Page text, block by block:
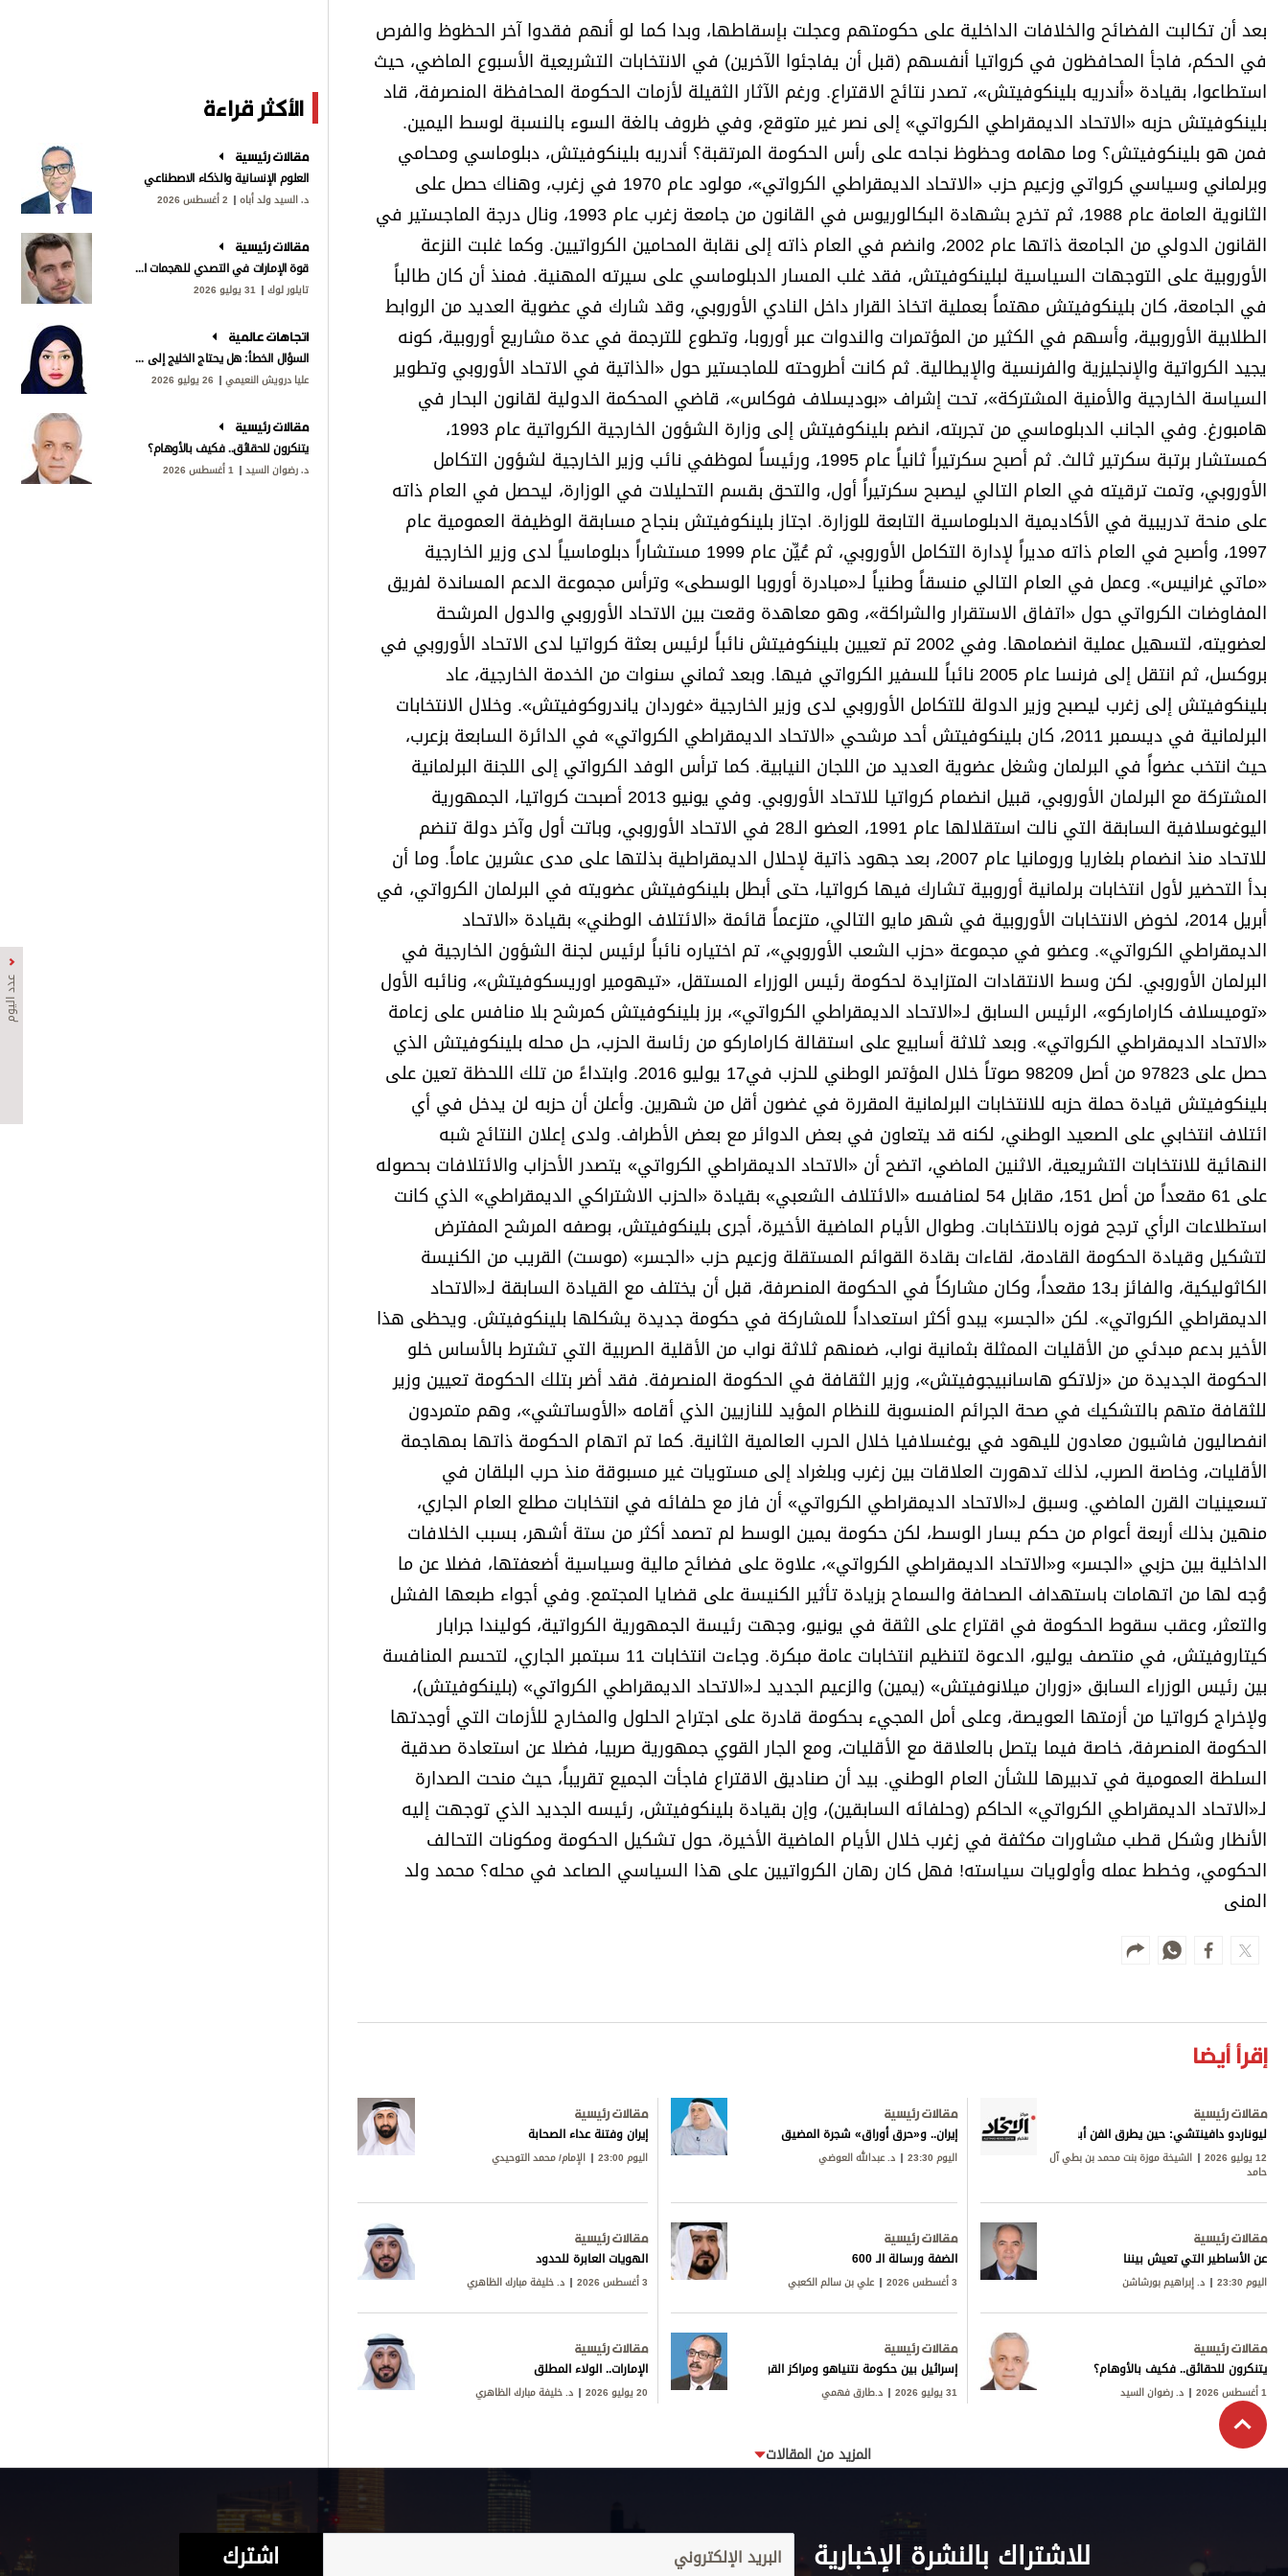
عدد اليوم
مواقيت الصلاة
الأحوال الجوية
عدد اليوم
بعد أن تكالبت الفضائح والخلافات الداخلية على حكومتهم وعجلت بإسقاطها، وبدا كما لو أنهم فقدوا آخر الحظوظ والفرص
في الحكم، فاجأ المحافظون في كرواتيا أنفسهم (قبل أن يفاجئوا الآخرين) في الانتخابات التشريعية الأسبوع الماضي، حيث
استطاعوا، بقيادة «أندريه بلينكوفيتش»، تصدر نتائج الاقتراع. ورغم الآثار الثقيلة لأزمات الحكومة المحافظة المنصرفة، قاد
بلينكوفيتش حزبه «الاتحاد الديمقراطي الكرواتي» إلى نصر غير متوقع، وفي ظروف بالغة السوء بالنسبة لوسط اليمين.
فمن هو بلينكوفيتش؟ وما مهامه وحظوظ نجاحه على رأس الحكومة المرتقبة؟ أندريه بلينكوفيتش، دبلوماسي ومحامي
وبرلماني وسياسي كرواتي وزعيم حزب «الاتحاد الديمقراطي الكرواتي»، مولود عام 1970 في زغرب، وهناك حصل على
الثانوية العامة عام 1988، ثم تخرج بشهادة البكالوريوس في القانون من جامعة زغرب عام 1993، ونال درجة الماجستير في
القانون الدولي من الجامعة ذاتها عام 2002، وانضم في العام ذاته إلى نقابة المحامين الكرواتيين. وكما غلبت النزعة
الأوروبية على التوجهات السياسية لبلينكوفيتش، فقد غلب المسار الدبلوماسي على سيرته المهنية. فمنذ أن كان طالباً
في الجامعة، كان بلينكوفيتش مهتماً بعملية اتخاذ القرار داخل النادي الأوروبي، وقد شارك في عضوية العديد من الروابط
الطلابية الأوروبية، وأسهم في الكثير من المؤتمرات والندوات عبر أوروبا، وتطوع للترجمة في عدة مشاريع أوروبية، كونه
يجيد الكرواتية والإنجليزية والفرنسية والإيطالية. ثم كانت أطروحته للماجستير حول «الذاتية في الاتحاد الأوروبي وتطوير
السياسة الخارجية والأمنية المشتركة»، تحت إشراف «بوديسلاف فوكاس»، قاضي المحكمة الدولية لقانون البحار في
هامبورغ. وفي الجانب الدبلوماسي من تجربته، انضم بلينكوفيتش إلى وزارة الشؤون الخارجية الكرواتية عام 1993،
كمستشار برتبة سكرتير ثالث. ثم أصبح سكرتيراً ثانياً عام 1995، ورئيساً لموظفي نائب وزير الخارجية لشؤون التكامل
الأوروبي، وتمت ترقيته في العام التالي ليصبح سكرتيراً أول، والتحق بقسم التحليلات في الوزارة، ليحصل في العام ذاته
على منحة تدريبية في الأكاديمية الدبلوماسية التابعة للوزارة. اجتاز بلينكوفيتش بنجاح مسابقة الوظيفة العمومية عام
1997، وأصبح في العام ذاته مديراً لإدارة التكامل الأوروبي، ثم عُيِّن عام 1999 مستشاراً دبلوماسياً لدى وزير الخارجية
«ماتي غرانيس». وعمل في العام التالي منسقاً وطنياً لـ«مبادرة أوروبا الوسطى» وترأس مجموعة الدعم المساندة لفريق
المفاوضات الكرواتي حول «اتفاق الاستقرار والشراكة»، وهو معاهدة وقعت بين الاتحاد الأوروبي والدول المرشحة
لعضويته، لتسهيل عملية انضمامها. وفي 2002 تم تعيين بلينكوفيتش نائباً لرئيس بعثة كرواتيا لدى الاتحاد الأوروبي في
بروكسل، ثم انتقل إلى فرنسا عام 2005 نائباً للسفير الكرواتي فيها. وبعد ثماني سنوات من الخدمة الخارجية، عاد
بلينكوفيتش إلى زغرب ليصبح وزير الدولة للتكامل الأوروبي لدى وزير الخارجية «غوردان ياندروكوفيتش». وخلال الانتخابات
البرلمانية في ديسمبر 2011، كان بلينكوفيتش أحد مرشحي «الاتحاد الديمقراطي الكرواتي» في الدائرة السابعة بزعرب،
حيث انتخب عضواً في البرلمان وشغل عضوية العديد من اللجان النيابية. كما ترأس الوفد الكرواتي إلى اللجنة البرلمانية
المشتركة مع البرلمان الأوروبي، قبيل انضمام كرواتيا للاتحاد الأوروبي. وفي يونيو 2013 أصبحت كرواتيا، الجمهورية
اليوغوسلافية السابقة التي نالت استقلالها عام 1991، العضو الـ28 في الاتحاد الأوروبي، وباتت أول وآخر دولة تنضم
للاتحاد منذ انضمام بلغاريا ورومانيا عام 2007، بعد جهود ذاتية لإحلال الديمقراطية بذلتها على مدى عشرين عاماً. وما أن
بدأ التحضير لأول انتخابات برلمانية أوروبية تشارك فيها كرواتيا، حتى أبطل بلينكوفيتش عضويته في البرلمان الكرواتي، في
أبريل 2014، لخوض الانتخابات الأوروبية في شهر مايو التالي، متزعماً قائمة «الائتلاف الوطني» بقيادة «الاتحاد
الديمقراطي الكرواتي». وعضو في مجموعة «حزب الشعب الأوروبي»، تم اختياره نائباً لرئيس لجنة الشؤون الخارجية في
البرلمان الأوروبي. لكن وسط الانتقادات المتزايدة لحكومة رئيس الوزراء المستقل، «تيهومير اوريسكوفيتش»، ونائبه الأول
«توميسلاف كاراماركو»، الرئيس السابق لـ«الاتحاد الديمقراطي الكرواتي»، برز بلينكوفيتش كمرشح بلا منافس على زعامة
«الاتحاد الديمقراطي الكرواتي». وبعد ثلاثة أسابيع على استقالة كاراماركو من رئاسة الحزب، حل محله بلينكوفيتش الذي
حصل على 97823 من أصل 98209 صوتاً خلال المؤتمر الوطني للحزب في17 يوليو 2016. وابتداءً من تلك اللحظة تعين على
بلينكوفيتش قيادة حملة حزبه للانتخابات البرلمانية المقررة في غضون أقل من شهرين. وأعلن أن حزبه لن يدخل في أي
ائتلاف انتخابي على الصعيد الوطني، لكنه قد يتعاون في بعض الدوائر مع بعض الأطراف. ولدى إعلان النتائج شبه
النهائية للانتخابات التشريعية، الاثنين الماضي، اتضح أن «الاتحاد الديمقراطي الكرواتي» يتصدر الأحزاب والائتلافات بحصوله
على 61 مقعداً من أصل 151، مقابل 54 لمنافسه «الائتلاف الشعبي» بقيادة «الحزب الاشتراكي الديمقراطي» الذي كانت
استطلاعات الرأي ترجح فوزه بالانتخابات. وطوال الأيام الماضية الأخيرة، أجرى بلينكوفيتش، بوصفه المرشح المفترض
لتشكيل وقيادة الحكومة القادمة، لقاءات بقادة القوائم المستقلة وزعيم حزب «الجسر» (موست) القريب من الكنيسة
الكاثوليكية، والفائز بـ13 مقعداً، وكان مشاركاً في الحكومة المنصرفة، قبل أن يختلف مع القيادة السابقة لـ«الاتحاد
الديمقراطي الكرواتي». لكن «الجسر» يبدو أكثر استعداداً للمشاركة في حكومة جديدة يشكلها بلينكوفيتش. ويحظى هذا
الأخير بدعم مبدئي من الأقليات الممثلة بثمانية نواب، ضمنهم ثلاثة نواب من الأقلية الصربية التي تشترط بالأساس خلو
الحكومة الجديدة من «زلاتكو هاسانبيجوفيتش»، وزير الثقافة في الحكومة المنصرفة. فقد أضر بتلك الحكومة تعيين وزير
للثقافة متهم بالتشكيك في صحة الجرائم المنسوبة للنظام المؤيد للنازيين الذي أقامه «الأوساتشي»، وهم متمردون
انفصاليون فاشيون معادون لليهود في يوغسلافيا خلال الحرب العالمية الثانية. كما تم اتهام الحكومة ذاتها بمهاجمة
الأقليات، وخاصة الصرب، لذلك تدهورت العلاقات بين زغرب وبلغراد إلى مستويات غير مسبوقة منذ حرب البلقان في
تسعينيات القرن الماضي. وسبق لـ«الاتحاد الديمقراطي الكرواتي» أن فاز مع حلفائه في انتخابات مطلع العام الجاري،
منهين بذلك أربعة أعوام من حكم يسار الوسط، لكن حكومة يمين الوسط لم تصمد أكثر من ستة أشهر، بسبب الخلافات
الداخلية بين حزبي «الجسر» و«الاتحاد الديمقراطي الكرواتي»، علاوة على فضائح مالية وسياسية أضعفتها، فضلا عن ما
وُجه لها من اتهامات باستهداف الصحافة والسماح بزيادة تأثير الكنيسة على قضايا المجتمع. وفي أجواء طبعها الفشل
والتعثر، وعقب سقوط الحكومة في اقتراع على الثقة في يونيو، وجهت رئيسة الجمهورية الكرواتية، كوليندا جرابار
كيتاروفيتش، في منتصف يوليو، الدعوة لتنظيم انتخابات عامة مبكرة. وجاءت انتخابات 11 سبتمبر الجاري، لتحسم المنافسة
بين رئيس الوزراء السابق «زوران ميلانوفيتش» (يمين) والزعيم الجديد لـ«الاتحاد الديمقراطي الكرواتي» (بلينكوفيتش)،
ولإخراج كرواتيا من أزمتها العويصة، وعلى أمل المجيء بحكومة قادرة على اجتراح الحلول والمخارج للأزمات التي أوجدتها
الحكومة المنصرفة، خاصة فيما يتصل بالعلاقة مع الأقليات، ومع الجار القوي جمهورية صربيا، فضلا عن استعادة صدقية
السلطة العمومية في تدبيرها للشأن العام الوطني. بيد أن صناديق الاقتراع فاجأت الجميع تقريباً، حيث منحت الصدارة
لـ«الاتحاد الديمقراطي الكرواتي» الحاكم (وحلفائه السابقين)، وإن بقيادة بلينكوفيتش، رئيسه الجديد الذي توجهت إليه
الأنظار وشكل قطب مشاورات مكثفة في زغرب خلال الأيام الماضية الأخيرة، حول تشكيل الحكومة ومكونات التحالف
الحكومي، وخطط عمله وأولويات سياسته! فهل كان رهان الكرواتيين على هذا السياسي الصاعد في محله؟ محمد ولد
المنى
إقرأ أيضا
مقالات رئيسية
ليوناردو دافينتشي: حين يطرق الفن أبواب المعرفة
12 يوليو 2026 الشيخة موزة بنت محمد بن بطي آل
حامد
مقالات رئيسية
إيران.. و«حرق أوراق» شجرة المضيق
اليوم 23:30 د. عبدالله العوضي
مقالات رئيسية
إيران وفتنة عداء الصحابة
اليوم 23:00 الإمام/ محمد التوحيدي
مقالات رئيسية
عن الأساطير التي تعيش بيننا
اليوم 23:30 د. إبراهيم بورشاشن
مقالات رئيسية
الضفة ورسالة الـ 600
3 أغسطس 2026 علي بن سالم الكعبي
مقالات رئيسية
الهويات العابرة للحدود
3 أغسطس 2026 د. خليفة مبارك الظاهري
مقالات رئيسية
يتنكرون للحقائق.. فكيف بالأوهام؟
1 أغسطس 2026 د. رضوان السيد
مقالات رئيسية
إسرائيل بين حكومة نتنياهو ومراكز القوى
31 يوليو 2026 د.طارق فهمي
مقالات رئيسية
الإمارات.. الولاء المطلق
20 يوليو 2026 د. خليفة مبارك الظاهري
المزيد من المقالات
الأكثر قراءة
مقالات رئيسية
العلوم الإنسانية والذكاء الاصطناعي
د. السيد ولد أباه 2 أغسطس 2026
مقالات رئيسية
قوة الإمارات في التصدي للهجمات الإيرانية
تايلور لوك 31 يوليو 2026
اتجاهات عالمية
السؤال الخطأ: هل يحتاج الخليج إلى «ناتو»؟
عليا درويش النعيمي 26 يوليو 2026
مقالات رئيسية
يتنكرون للحقائق.. فكيف بالأوهام؟
د. رضوان السيد 1 أغسطس 2026
للاشتراك بالنشرة الإخبارية اشترك